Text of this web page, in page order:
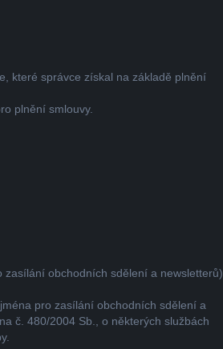
které správce získal na základě plnění
plnění smlouvy.
obchodních sdělení a newsletterů)
pro zasílání obchodních sdělení a
č. 480/2004 Sb., o některých službách